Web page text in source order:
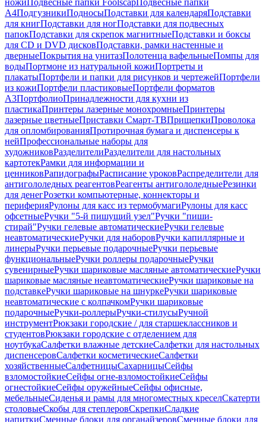
ножиПодвесные папки FoolscapПодвесные папки
А4ПодгузникиПодносыПодставки для календаряПодставки
для книгПодставки для ногПодставки для подвесных
папокПодставки для скрепок магнитныеПодставки и боксы
для CD и DVD дисковПодставки, рамки настенные и
дверныеПокрытия на унитазПолотенца вафельныеПомпы для
водыПортмоне из натуральной кожиПортреты и
плакатыПортфели и папки для рисунков и чертежейПортфели
из кожиПортфели пластиковыеПортфели форматов
А3ПортфолиоПринадлежности для кухни из
пластикаПринтеры лазерные монохромныеПринтеры
лазерные цветныеПриставки Смарт-ТВПрищепкиПроволока
для опломбированияПротирочная бумага и диспенсеры к
нейПрофессиональные наборы для
художниковРазделителиРазделители для настольных
картотекРамки для информации и
ценниковРапидографыРасписание уроковРаспределители для
антигололедных реагентовРеагенты антигололедныеРезинки
для денегРозетки компьютерные, коннекторы и
периферияРулоны для касс из термобумагиРулоны для касс
офсетныеРучки "5-й пишущий узел"Ручки "пиши-
стирай"Ручки гелевые автоматическиеРучки гелевые
неавтоматическиеРучки для наборовРучки капиллярные и
линерыРучки перьевые подарочныеРучки перьевые
функциональныеРучки роллеры подарочныеРучки
сувенирныеРучки шариковые масляные автоматическиеРучки
шариковые масляные неавтоматическиеРучки шариковые на
подставкеРучки шариковые на шнуркеРучки шариковые
неавтоматические с колпачкомРучки шариковые
подарочныеРучки-роллерыРучки-стилусыРучной
инструментРюкзаки городские / для старшеклассников и
студентовРюкзаки городские с отделением для
ноутбукаСалфетки влажные детскиеСалфетки для настольных
диспенсеровСалфетки косметическиеСалфетки
хозяйственныеСалфетницыСахарницыСейфы
взломостойкиеСейфы огне-взломостойкиеСейфы
огнестойкиеСейфы оружейныеСейфы офисные,
мебельныеСиденья и рамы для многоместных креселСкатерти
столовыеСкобы для степлеровСкрепкиСладкие
напиткиСменные блоки для органайзеровСменные блоки для